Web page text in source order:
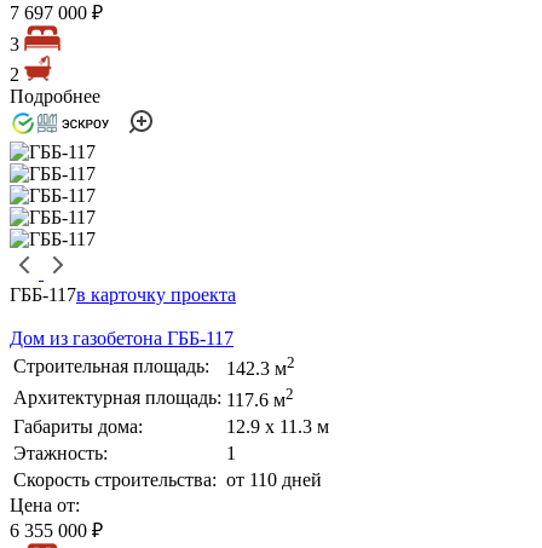
7 697 000 ₽
3
2
Подробнее
ГББ-117в карточку проекта
Дом из газобетона ГББ-117
Строительная площадь:
142.3 м2
Архитектурная площадь: 117.6 м2
Габариты дома:
12.9 х 11.3 м
Этажность:
1
Скорость строительства: от 110 дней
Цена от:
6 355 000 ₽